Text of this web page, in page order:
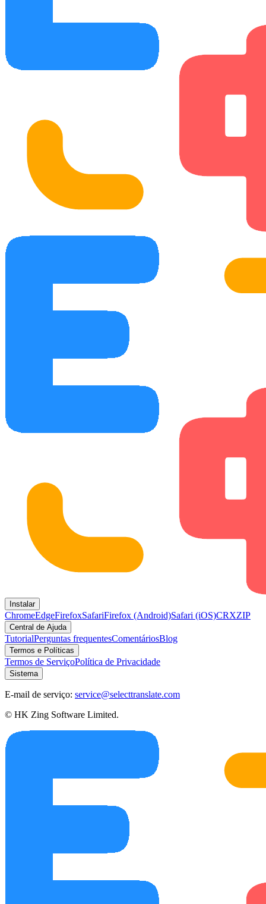
Instalar
ChromeEdgeFirefoxSafariFirefox (Android)Safari (iOS)CRXZIP
Central de Ajuda
TutorialPerguntas frequentesComentáriosBlog
Termos e Políticas
Termos de ServiçoPolítica de Privacidade
Sistema
E-mail de serviço: service@selecttranslate.com
© HK Zing Software Limited.